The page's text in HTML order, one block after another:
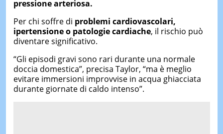
pressione arteriosa.
Per chi soffre di problemi cardiovascolari,
ipertensione o patologie cardiache, il rischio può
diventare significativo.
“Gli episodi gravi sono rari durante una normale
doccia domestica”, precisa Taylor, “ma è meglio
evitare immersioni improvvise in acqua ghiacciata
durante giornate di caldo intenso”.